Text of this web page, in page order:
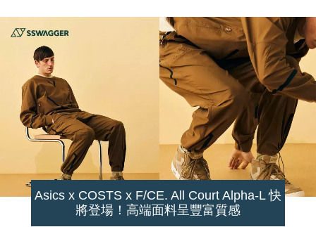
Asics x COSTS x F/CE. All Court Alpha-L 快
將登場！高端面料呈豐富質感